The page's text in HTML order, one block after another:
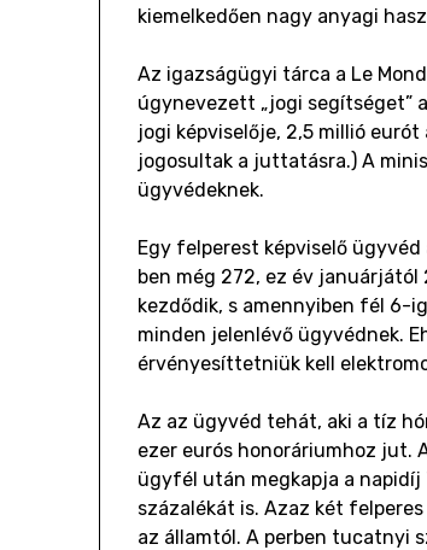
kiemelkedően nagy anyagi
Az igazságügyi tárca a Le
úgynevezett „jogi segítséget”
jogi képviselője, 2,5 millió
jogosultak a juttatásra.) A
ügyvédeknek.
Egy felperest képviselő
ben még 272, ez év
kezdődik, s amennyiben fél 6-
minden jelenlévő ügyvédnek.
érvényesíttetniük kell
Az az ügyvéd tehát, aki a tíz
ezer eurós honoráriumhoz jut.
ügyfél után megkapja a
százalékát is. Azaz két
az államtól. A perben tucatnyi